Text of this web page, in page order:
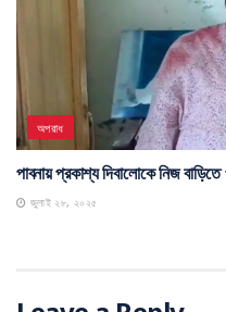
অপরাধ
পাবনায় প্রকাশ্য দিবালোকে নিজ
জুলাই ২৮, ২০২৫